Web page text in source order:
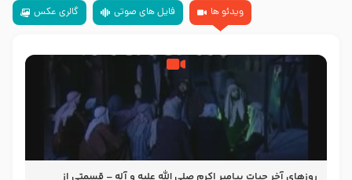
ویدئو ها
فایل های صوتی گالری عکس
روزهای آخر حیات پیامبر اکرم صلی الله علیه و آله – قسمتی از